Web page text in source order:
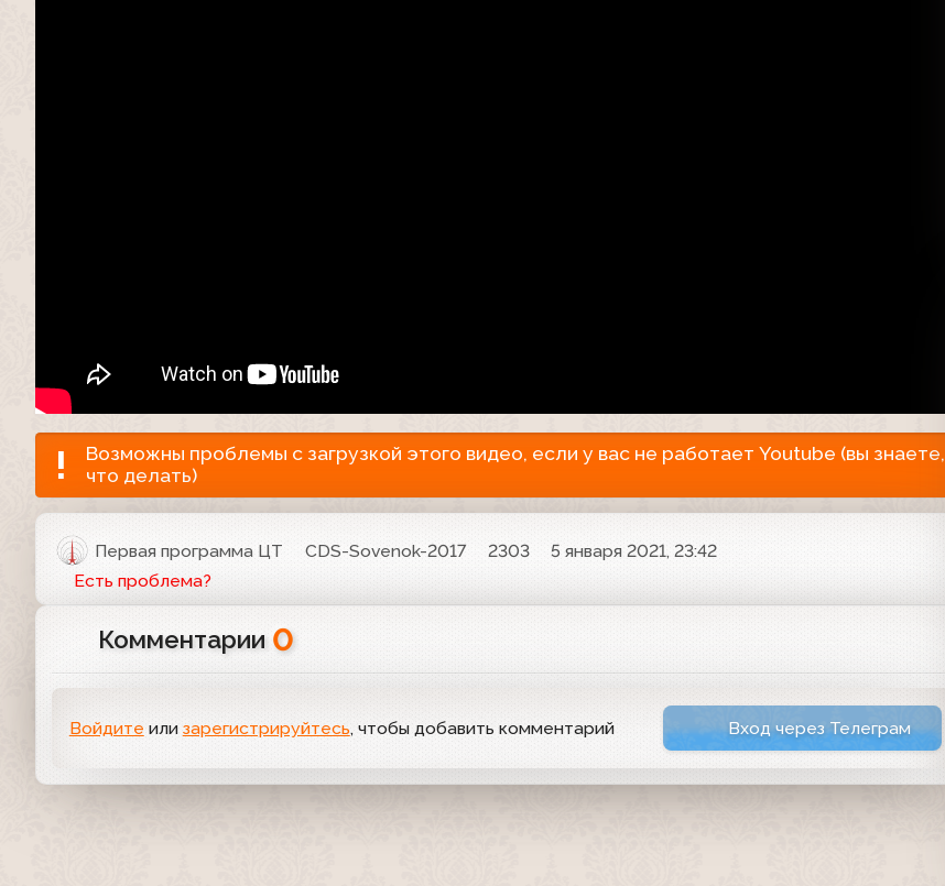
Возможны проблемы с загрузкой этого видео, если у вас не работает Youtube (вы знаете,
что делать)
Первая программа ЦТ CDS-Sovenok-2017 2303
5 января 2021, 23:42
Есть проблема?
Комментарии 0
Войдите или зарегистрируйтесь, чтобы добавить комментарий Вход через Телеграм